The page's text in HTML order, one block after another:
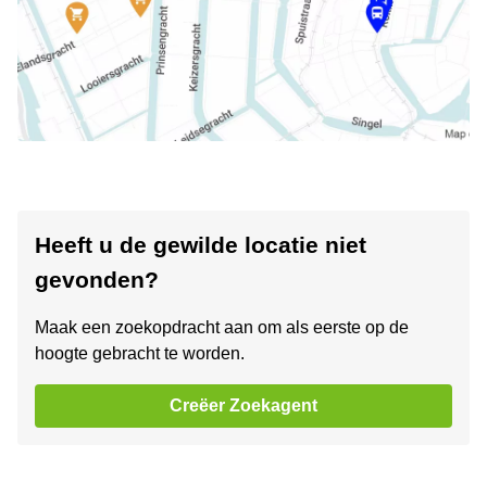
Heeft u de gewilde locatie niet
gevonden?
Maak een zoekopdracht aan om als eerste op de
hoogte gebracht te worden.
Creëer Zoekagent